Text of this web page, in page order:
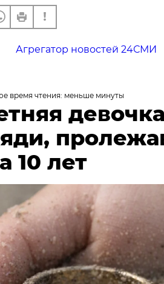
Агрегатор новостей 24СМИ
время чтения: меньше минуты
10 лет